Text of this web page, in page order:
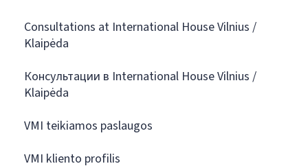
Consultations at International House Vilnius /
Klaipėda
Консультации в International House Vilnius /
Klaipėda
VMI teikiamos paslaugos
VMI kliento profilis